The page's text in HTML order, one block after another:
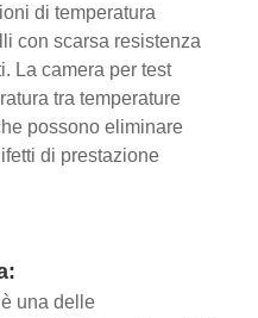
di temperatura
con scarsa resistenza
La camera per test
tra temperature
possono eliminare
di prestazione
una delle